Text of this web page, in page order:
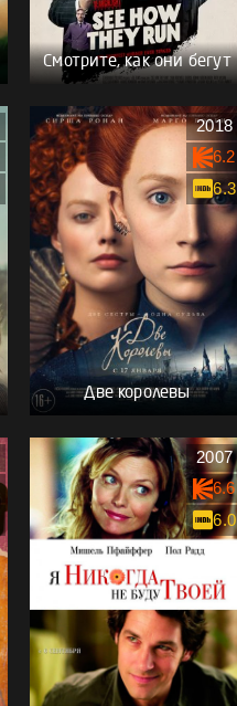
Смотрите, как они бегут
Две королевы
2018
6.2
6.3
2007
6.6
6.0